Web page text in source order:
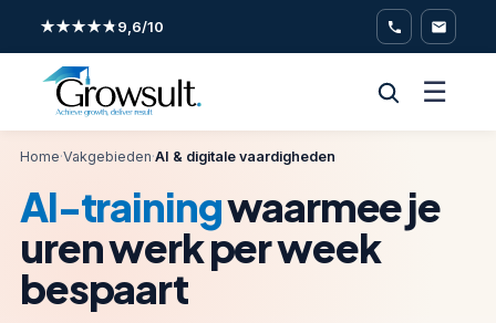
★★★★★9,6/10
☰
Home·Vakgebieden·AI & digitale vaardigheden
AI-trainingwaarmee je
uren werk per week
bespaart